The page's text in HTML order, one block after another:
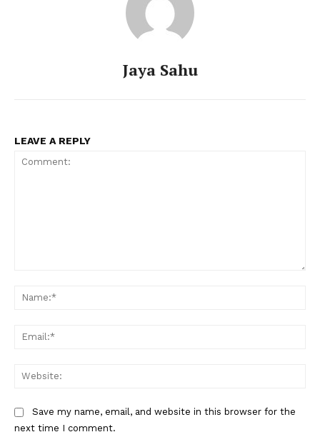
Jaya Sahu
LEAVE A REPLY
Save my name, email, and website in this browser for the
next time I comment.